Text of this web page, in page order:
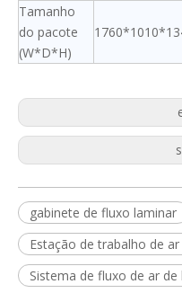
Tamanho
do pacote
(W*D*H)
gabinete de fluxo laminar
Estação de trabalho de
Sistema de fluxo de ar